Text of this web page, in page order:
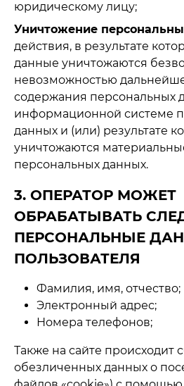
юридическому лицу;
Уничтожение
действия, в результате
данные уничтожаются
невозможностью
содержания персональных
информационной системе
данных и (или) результате
уничтожаются
персональных данных.
3. ОПЕРАТОР МОЖЕТ
ОБРАБАТЫВАТЬ
ПЕРСОНАЛЬНЫЕ
ПОЛЬЗОВАТЕЛЯ
Фамилия, имя, отчество;
Электронный адрес;
Номера телефонов;
Также на сайте происходит
обезличенных данных о